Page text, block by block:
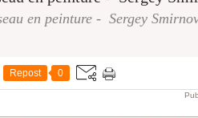
en peinture - Sergey
Repost 0